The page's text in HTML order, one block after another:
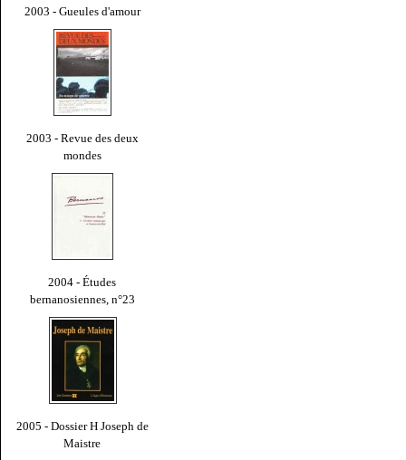
2003 - Gueules d'amour
2003 - Revue des deux
mondes
2004 - Études
bernanosiennes, n°23
2005 - Dossier H Joseph de
Maistre